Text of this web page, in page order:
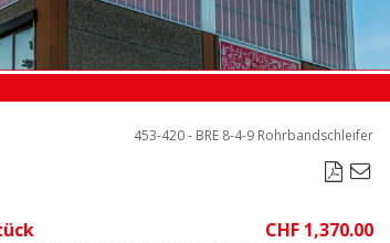
453-420 - BRE 8-4-9 Rohrbandschleifer

CHF 1,370.00